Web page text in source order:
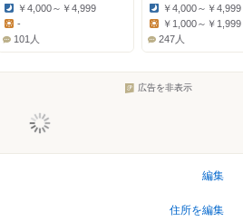
Dinner:
￥4,000～￥4,999
-
101人
Dinner:
￥4,000～￥4,999
￥1,000～￥1,999
247人
広告を非表示
編集
住所を編集